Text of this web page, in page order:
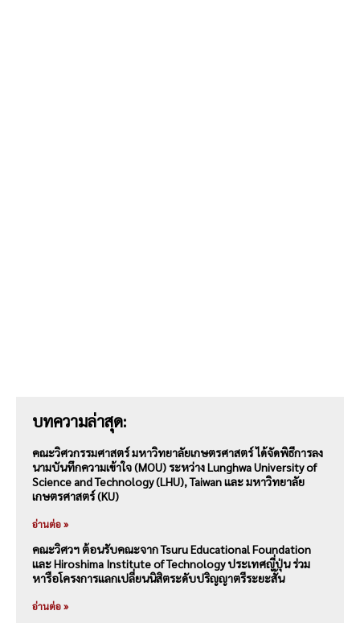
บทความล่าสุด:
คณะวิศวกรรมศาสตร์ มหาวิทยาลัยเกษตรศาสตร์ ได้จัดพิธีการลง
นามบันทึกความเข้าใจ (MOU) ระหว่าง Lunghwa University of
Science and Technology (LHU), Taiwan และ มหาวิทยาลัย
เกษตรศาสตร์ (KU)
อ่านต่อ »
คณะวิศวฯ ต้อนรับคณะจาก Tsuru Educational Foundation
และ Hiroshima Institute of Technology ประเทศญี่ปุ่น ร่วม
หารือโครงการแลกเปลี่ยนนิสิตระดับปริญญาตรีระยะสั้น
อ่านต่อ »